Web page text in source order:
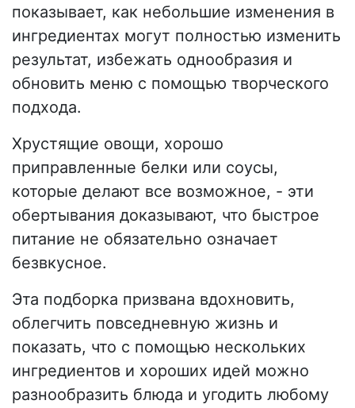
показывает, как небольшие изменения в
ингредиентах могут полностью изменить
результат, избежать однообразия и
обновить меню с помощью творческого
подхода.
Хрустящие овощи, хорошо
приправленные белки или соусы,
которые делают все возможное, - эти
обертывания доказывают, что быстрое
питание не обязательно означает
безвкусное.
Эта подборка призвана вдохновить,
облегчить повседневную жизнь и
показать, что с помощью нескольких
ингредиентов и хороших идей можно
разнообразить блюда и угодить любому